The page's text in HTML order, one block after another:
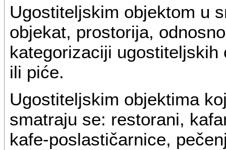
Ugostiteljskim objektom u
objekat, prostorija,
kategorizaciji
ili piće.
Ugostiteljskim objektima
smatraju se: restorani,
kafe-poslastičarnice,